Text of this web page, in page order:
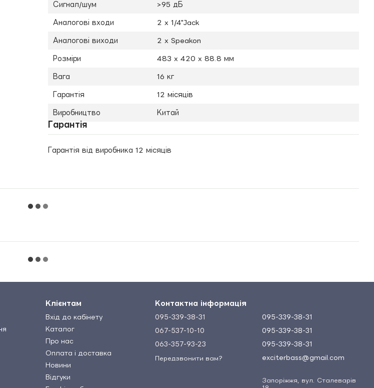
Сигнал/шум >95 дБ
Аналогові входи 2 x 1/4"Jack
Аналогові виходи 2 x Speakon
Розміри 483 x 420 x 88.8 мм
Вага 16 кг
Гарантія 12 місяців
Виробництво Китай
Гарантія
Гарантія від виробника 12 місяців
Клієнтам
Вхід до кабінету
Каталог
Про нас
Оплата і доставка
Новини
Відгуки
Контактна інформація
095-339-38-31
067-537-10-10
063-357-93-23
Передзвонити вам?
095-339-38-31
095-339-38-31
095-339-38-31
exciterbass@gmail.com
Запоріжжя, вул. Сталеварів